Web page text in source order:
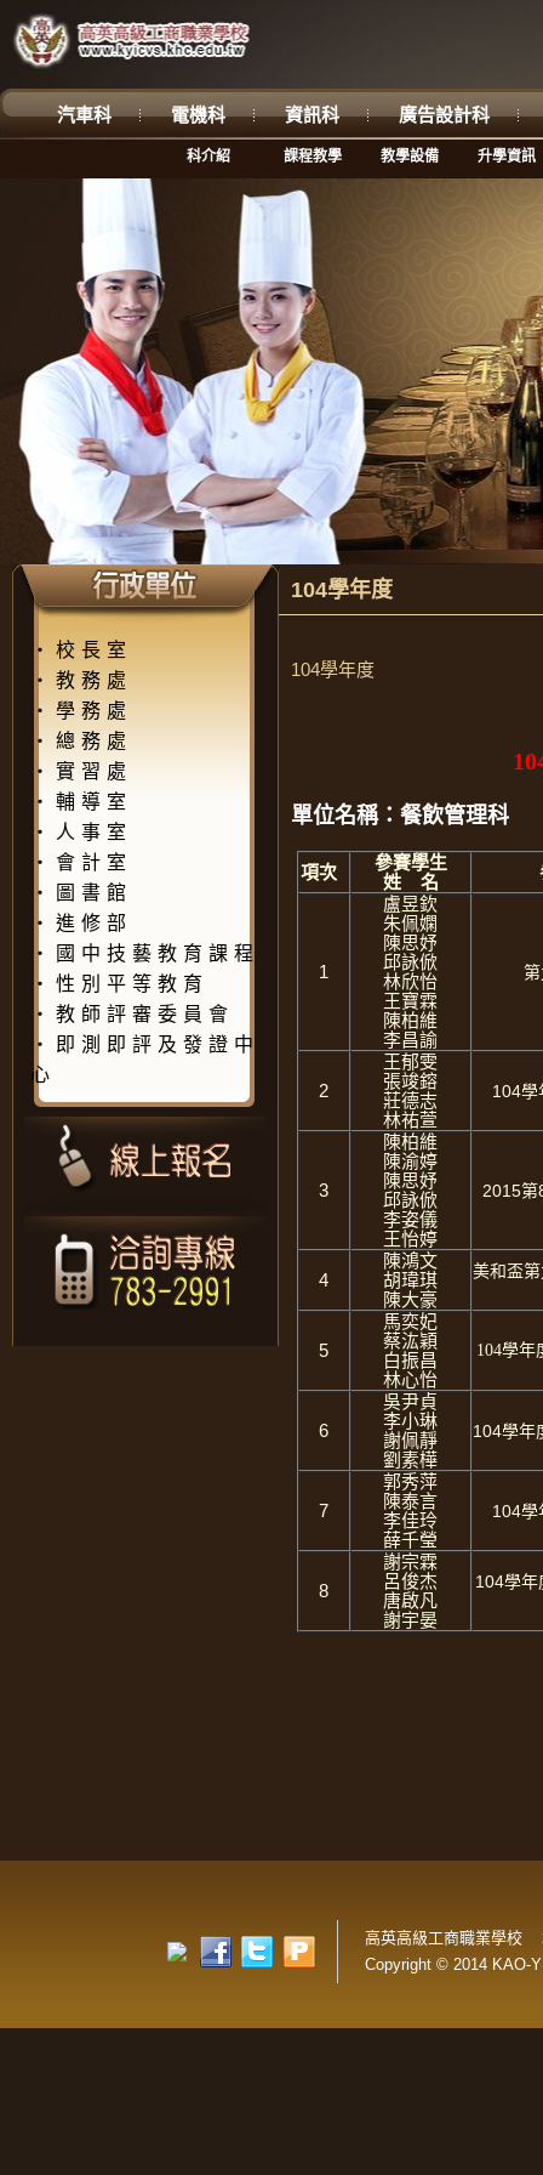
汽車科 電機科 資訊科 廣告設計科
科介紹 課程教學 教學設備 升學資訊
‧ 校長室
‧ 教務處
‧ 學務處
‧ 總務處
‧ 實習處
‧ 輔導室
‧
人事室
‧ 會計室
‧
圖書館
‧ 進修部
‧
國中技藝教育課程
‧ 性別平等教育
‧ 教師評審委員會
‧
即測即評及發證中
心
104學年度
104學年度
104
單位名稱：餐飲管理科
項次
參賽學生
姓 名
1
盧昱欽
朱佩嫻
陳思妤
邱詠俽
林欣怡
王寶霖
陳柏維
李昌諭
2
王郁雯
張竣鎔
莊德志
林祐萱
104學
3
陳柏維
陳渝婷
陳思妤
邱詠俽
李姿儀
王怡婷
2015第
4
陳鴻文
胡瑋琪
陳大豪
美和盃
5
馬奕妃
蔡汯穎
白振昌
林心怡
104學年
6
吳尹貞
李小琳
謝佩靜
劉素樺
104學年
7
郭秀萍
陳泰言
李佳玲
薛千瑩
104學
8
謝宗霖
呂俊杰
唐啟凡
謝宇晏
104學年
高英高級工商職業學校
Copyright © 2014 KAO-